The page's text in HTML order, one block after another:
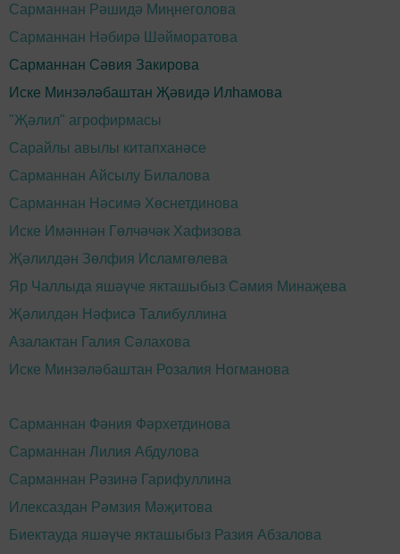
Сарманнан Рәшидә Миңнеголова
Сарманнан Нәбирә Шәйморатова
Сарманнан Сәвия Закирова
Иске Минзәләбаштан Җәвидә Илһамова
"Җәлил" агрофирмасы
Сарайлы авылы китапханәсе
Сарманнан Айсылу Билалова
Сарманнан Нәсимә Хөснетдинова
Иске Имәннән Гөлчәчәк Хафизова
Җәлилдән Зөлфия Исламгөлева
Яр Чаллыда яшәүче якташыбыз Сәмия Минаҗева
Җәлилдән Нәфисә Талибуллина
Азалактан Галия Сәлахова
Иске Минзәләбаштан Розалия Ногманова
Сарманнан Фәния Фәрхетдинова
Сарманнан Лилия Абдулова
Сарманнан Рәзинә Гарифуллина
Илексаздан Рәмзия Мәҗитова
Биектауда яшәүче якташыбыз Разия Абзалова